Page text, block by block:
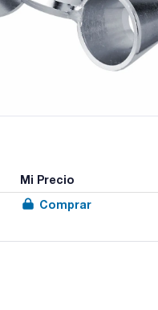
Mi Precio
Comprar